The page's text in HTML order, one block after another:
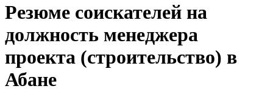
Резюме соискателей на
должность менеджера
проекта (строительство) в
Абане